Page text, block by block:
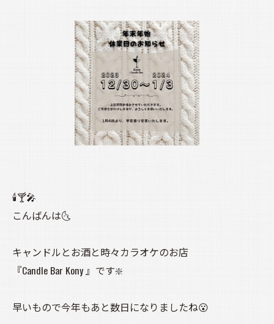
🕯️🍸️🎤
こんばんは🌜️
キャンドルとお酒と時々カラオケのお店
『Candle Bar Kony 』です❇️
早いもので今年もあと数日になりましたね😮